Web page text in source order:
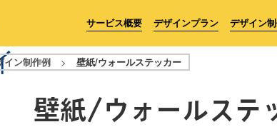
サービス概要 デザインプラン デザイン
イン制作例 > 壁紙/ウォールステッカー
壁紙/ウォールステ